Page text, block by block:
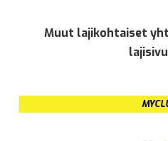
Muut lajikohtaiset